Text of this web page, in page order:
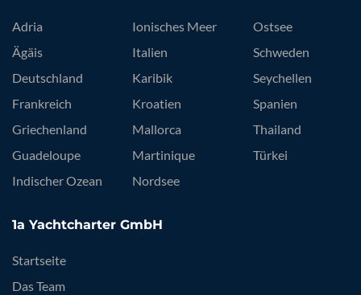
Adria
Ägäis
Deutschland
Frankreich
Griechenland
Guadeloupe
Indischer Ozean
Ionisches Meer
Italien
Karibik
Kroatien
Mallorca
Martinique
Nordsee
Ostsee
Schweden
Seychellen
Spanien
Thailand
Türkei
1a Yachtcharter GmbH
Startseite
Das Team